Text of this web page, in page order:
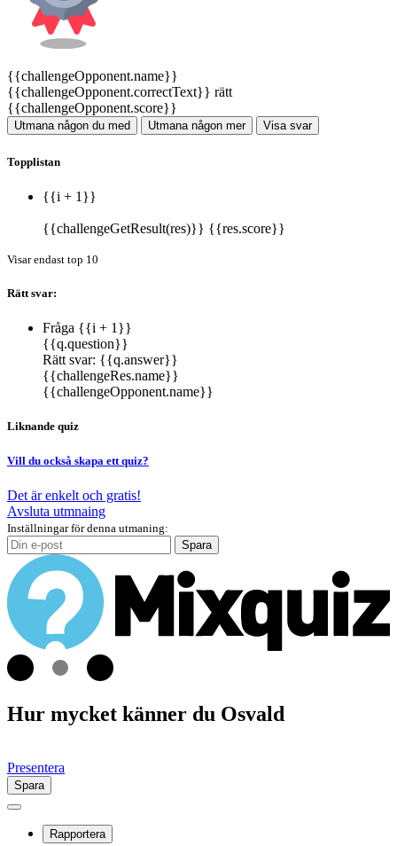
{{challengeOpponent.name}}
{{challengeOpponent.correctText}} rätt
{{challengeOpponent.score}}
Utmana någon du med Utmana någon mer Visa svar
Topplistan
{{i + 1}}
{{challengeGetResult(res)}} {{res.score}}
Visar endast top 10
Rätt svar:
Fråga {{i + 1}}
{{q.question}}
Rätt svar: {{q.answer}}
{{challengeRes.name}}
{{challengeOpponent.name}}
Liknande quiz
Vill du också skapa ett quiz?
Det är enkelt och gratis!
Avsluta utmnaing
Inställningar för denna utmaning:
Spara
Hur mycket känner du Osvald
Presentera
Spara
Rapportera